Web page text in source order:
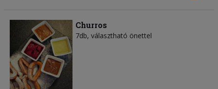
Churros
7db, választható önettel